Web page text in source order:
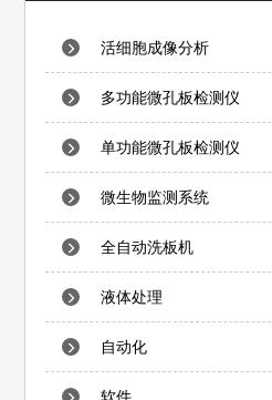
活细胞成像分析
多功能微孔板检测仪
单功能微孔板检测仪
微生物监测系统
全自动洗板机
液体处理
自动化
软件